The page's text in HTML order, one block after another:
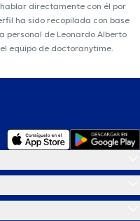
directamente con él por
ha sido recopilada con base
personal de Leonardo Alberto
equipo de doctoranytime.